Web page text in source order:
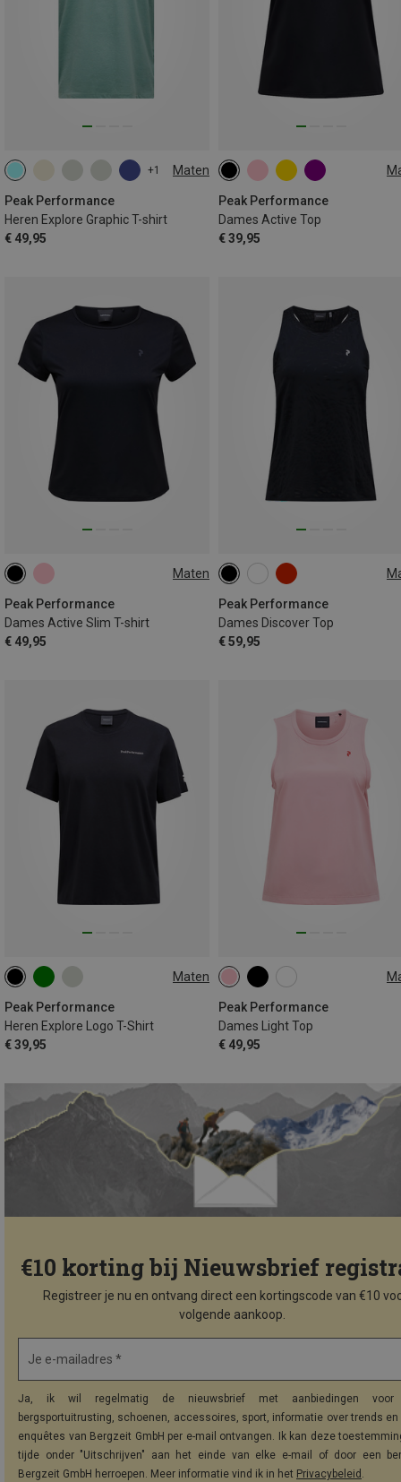
+1 Maten
Peak Performance
Heren Explore Graphic T-shirt
€ 49,95
S L XL
Peak Performance
Dames Active Top
€ 39,95
XS M
Maten
Peak Performance
Dames Active Slim T-shirt
€ 49,95
M L
Peak Performance
Dames Discover Top
€ 59,95
XS M
Maten
Peak Performance
Heren Explore Logo T-Shirt
€ 39,95
S M L
Peak Performance
Dames Light Top
€ 49,95
XS S
€10 korting bij Nieuwsbrief
Registreer je nu en ontvang direct een kortingscode van €10
volgende aankoop.
Je e-mailadres *
Ja, ik wil regelmatig de nieuwsbrief met aanbiedingen voor
bergsportuitrusting, schoenen, accessoires, sport, informatie over trends
enquêtes van Bergzeit GmbH per e-mail ontvangen. Ik kan deze
tijde onder "Uitschrijven" aan het einde van elke e-mail of door een
Bergzeit GmbH herroepen. Meer informatie vind ik in het Privacybeleid .